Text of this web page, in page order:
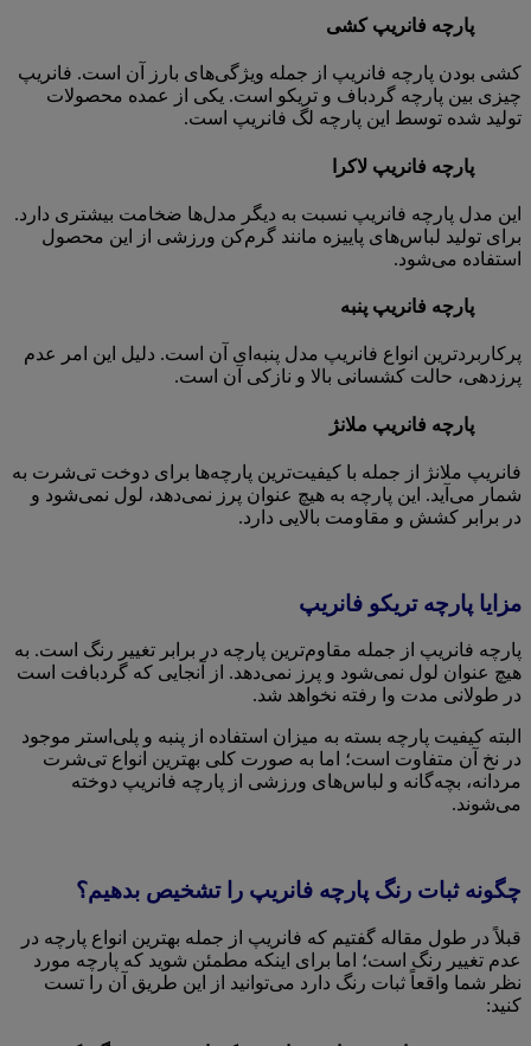
پارچه فانریپ کشی
کشی بودن پارچه فانریپ از جمله ویژگی‌های بارز آن است. فانریپ
چیزی بین پارچه گردباف و تریکو است. یکی از عمده محصولات
تولید شده توسط این پارچه لگ فانریپ است.
پارچه فانریپ لاکرا
این مدل پارچه فانریپ نسبت به دیگر مدل‌ها ضخامت بیشتری دارد.
برای تولید لباس‌های پاییزه مانند گرم‌کن ورزشی از این محصول
استفاده می‌شود.
پارچه فانریپ پنبه
پرکاربردترین انواع فانریپ مدل پنبه‌ای آن است. دلیل این امر عدم
پرزدهی، حالت کشسانی بالا و نازکی آن است.
پارچه فانریپ ملانژ
فانریپ ملانژ از جمله با کیفیت‌ترین پارچه‌ها برای دوخت تی‌شرت به
شمار می‌آید. این پارچه به هیچ عنوان پرز نمی‌دهد، لول نمی‌شود و
در برابر کشش و مقاومت بالایی دارد.
مزایا پارچه تریکو فانریپ
پارچه فانریپ از جمله مقاوم‌ترین پارچه در برابر تغییر رنگ است. به
هیچ عنوان لول نمی‌شود و پرز نمی‌دهد. از آنجایی که گردبافت است
در طولانی مدت وا رفته نخواهد شد.
البته کیفیت پارچه بسته به میزان استفاده از پنبه و پلی‌استر موجود
در نخ آن متفاوت است؛ اما به صورت کلی بهترین انواع تی‌شرت
مردانه، بچه‌گانه و لباس‌های ورزشی از پارچه فانریپ دوخته
می‌شوند.
چگونه ثبات رنگ پارچه فانریپ را تشخیص بدهیم؟
قبلاً در طول مقاله گفتیم که فانریپ از جمله بهترین انواع پارچه در
عدم تغییر رنگ است؛ اما برای اینکه مطمئن شوید که پارچه مورد
نظر شما واقعاً ثبات رنگ دارد می‌توانید از این طریق آن را تست
کنید: